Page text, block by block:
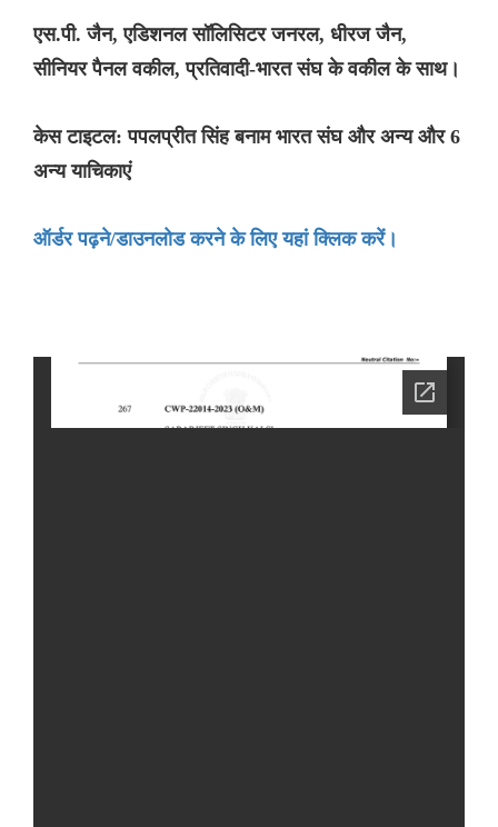
एस.पी. जैन, एडिशनल सॉलिसिटर जनरल, धीरज जैन,
सीनियर पैनल वकील, प्रतिवादी-भारत संघ के वकील के साथ।
केस टाइटल: पपलप्रीत सिंह बनाम भारत संघ और अन्य और 6
अन्य याचिकाएं
ऑर्डर पढ़ने/डाउनलोड करने के लिए यहां क्लिक करें।